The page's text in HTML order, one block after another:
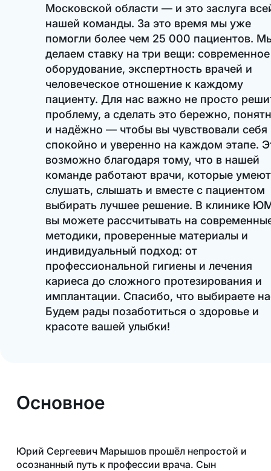
Московской области — и это заслуга
нашей команды. За это время мы уже
помогли более чем 25 000 пациентов.
делаем ставку на три вещи: современное
оборудование, экспертность врачей и
человеческое отношение к каждому
пациенту. Для нас важно не просто
проблему, а сделать это бережно,
и надёжно — чтобы вы чувствовали себя
спокойно и уверенно на каждом этапе.
возможно благодаря тому, что в нашей
команде работают врачи, которые умеют
слушать, слышать и вместе с пациентом
выбирать лучшее решение. В клинике
вы можете рассчитывать на
методики, проверенные материалы и
индивидуальный подход: от
профессиональной гигиены и лечения
кариеса до сложного протезирования и
имплантации. Спасибо, что выбираете
Будем рады позаботиться о здоровье и
красоте вашей улыбки!
Основное
Юрий Сергеевич Марышов прошёл непростой и
осознанный путь к профессии врача. Сын